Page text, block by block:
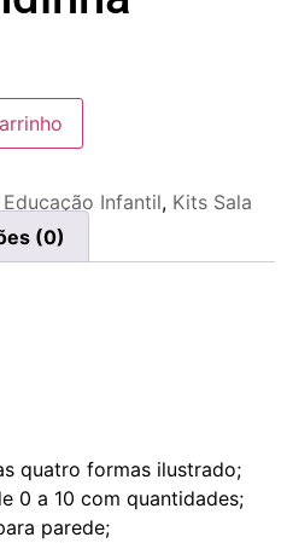
Educação Infantil, Kits Sala
(0)
quatro formas ilustrado;
0 a 10 com quantidades;
parede;